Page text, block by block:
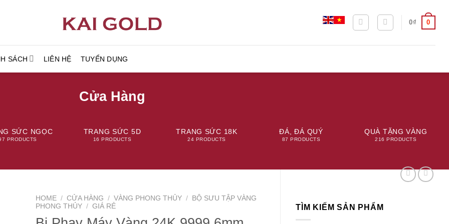
0₫ 0
SÁCH LIÊN HỆ TUYỂN DỤNG
Cửa Hàng
SỨC NGỌC
PRODUCTS
TRANG SỨC 5D
16 PRODUCTS
TRANG SỨC 18K
24 PRODUCTS
ĐÁ, ĐÁ QUÝ
87 PRODUCTS
QUÀ TẶNG VÀNG
216 PRODUCTS
TÌM KIẾM SẢN PHẨM
HOME / CỬA HÀNG / VÀNG PHONG THỦY /
BỘ SƯU TẬP VÀNG
PHONG THỦY / GIÁ RẺ